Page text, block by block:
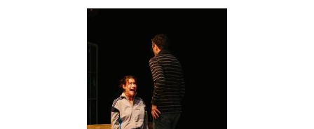
S'ABONNER
S'INSCRIRE À LA NEWSLETTER
FACEBOOKINSTAGRAM
LINKEDIN